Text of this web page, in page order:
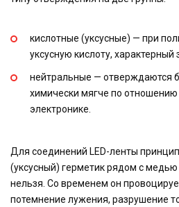
кислотные (уксусные) — при
уксусную кислоту, характерный
нейтральные — отверждаются
химически мягче по
электронике.
Для соединений LED-ленты
(уксусный) герметик рядом с медью
нельзя. Со временем он
потемнение лужения, разрушение